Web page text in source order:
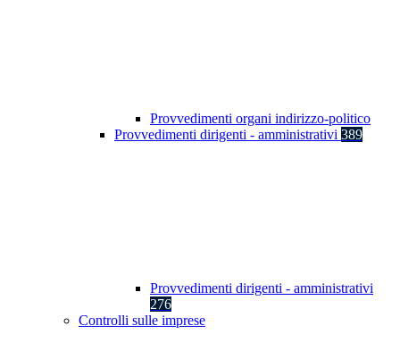
Provvedimenti organi indirizzo-politico
Provvedimenti dirigenti - amministrativi 389
Provvedimenti dirigenti - amministrativi
276
Controlli sulle imprese